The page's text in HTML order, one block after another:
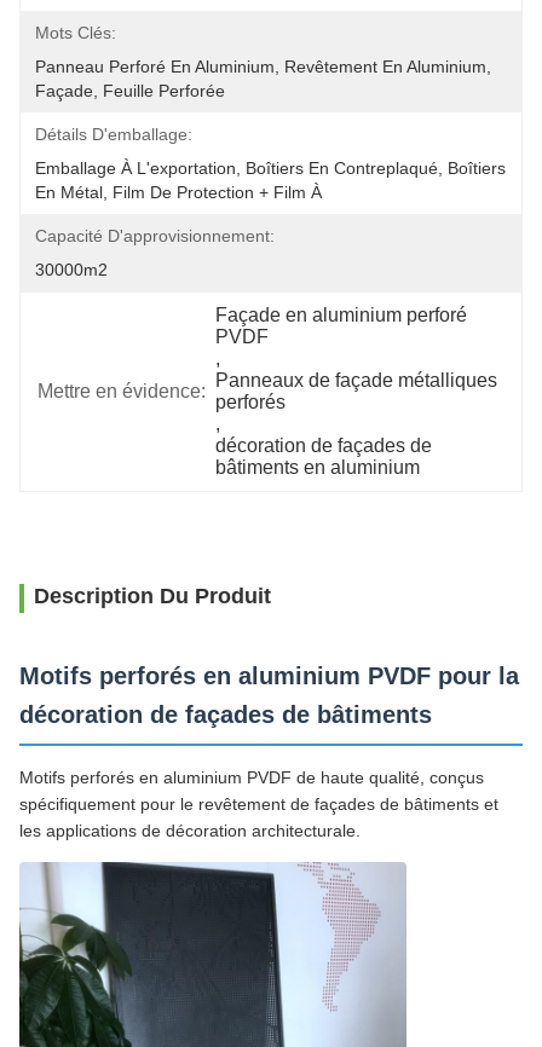
Mots Clés:
Panneau Perforé En Aluminium, Revêtement En Aluminium,
Façade, Feuille Perforée
Détails D'emballage:
Emballage À L'exportation, Boîtiers En Contreplaqué, Boîtiers
En Métal, Film De Protection + Film À
Capacité D'approvisionnement:
30000m2
Mettre en évidence:
Façade en aluminium perforé
PVDF
,
Panneaux de façade métalliques
perforés
,
décoration de façades de
bâtiments en aluminium
Description Du Produit
Motifs perforés en aluminium PVDF pour la
décoration de façades de bâtiments
Motifs perforés en aluminium PVDF de haute qualité, conçus
spécifiquement pour le revêtement de façades de bâtiments et
les applications de décoration architecturale.